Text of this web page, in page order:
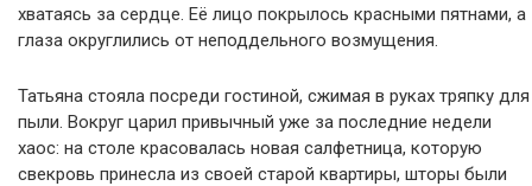
хватаясь за сердце. Её лицо покрылось красными пятнами, а
глаза округлились от неподдельного возмущения.
Татьяна стояла посреди гостиной, сжимая в руках тряпку для
пыли. Вокруг царил привычный уже за последние недели
хаос: на столе красовалась новая салфетница, которую
свекровь принесла из своей старой квартиры, шторы были